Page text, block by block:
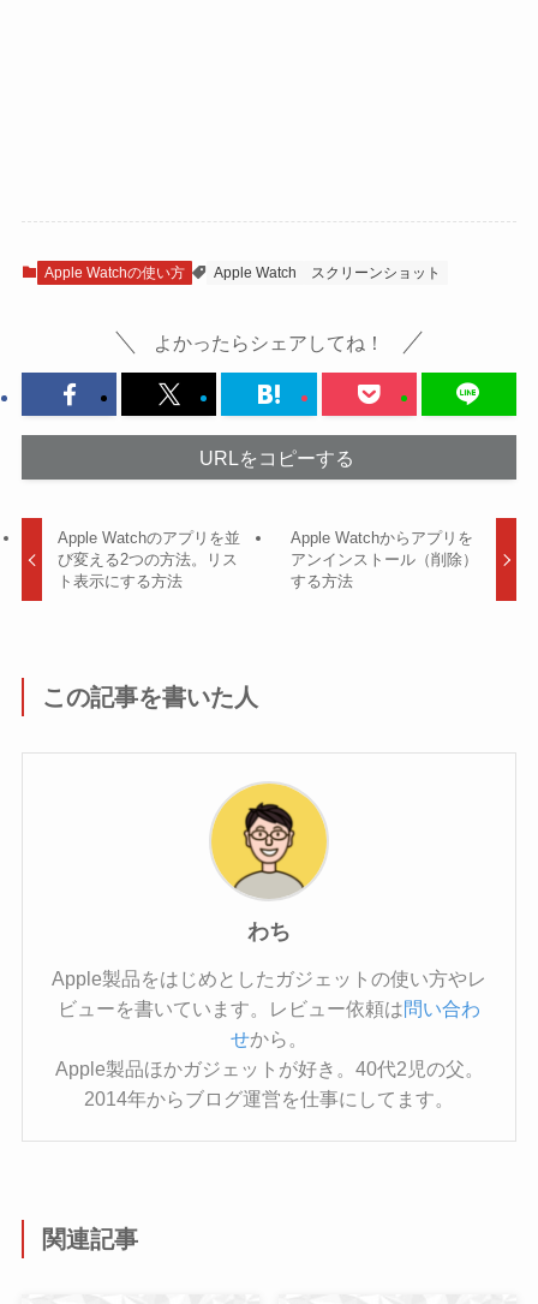
Apple Watchの使い方 Apple Watch スクリーンショット
よかったらシェアしてね！
URLをコピーする
Apple Watchのアプリを並
び変える2つの方法。リス
ト表示にする方法
Apple Watchからアプリを
アンインストール（削除）
する方法
この記事を書いた人
わち
Apple製品をはじめとしたガジェットの使い方やレ
ビューを書いています。レビュー依頼は問い合わ
せから。
Apple製品ほかガジェットが好き。40代2児の父。
2014年からブログ運営を仕事にしてます。
関連記事